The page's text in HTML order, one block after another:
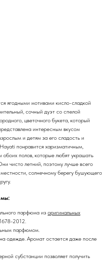
ягодными мотивами кисло-сладкой
сочный дуэт со спелой
цветочного букета, который
интересным вкусом
и детям за его сладость и
понравится харизматичным,
полов, которые любят украшать
чисто летний, поэтому лучше всего
солнечному берегу бушующего
мы:
парфюма из оригинальных
2012.
парфюмом.
одежде. Аромат остается даже после
субстанции позволяет получить